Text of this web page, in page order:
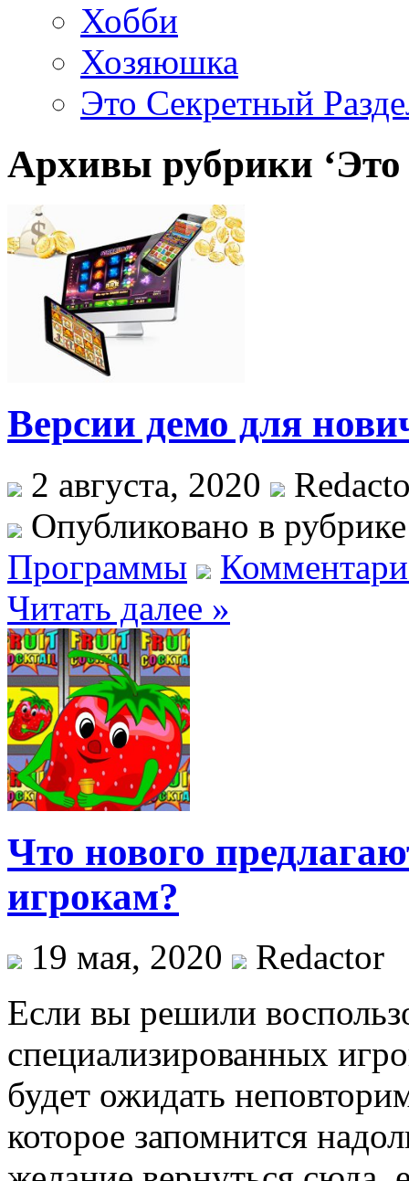
Хобби
Хозяюшка
Это Секретный
Архивы рубрики
Версии демо для
2 августа, 2020
Опубликовано в
Программы
Читать далее »
Что нового
игрокам?
19 мая, 2020
Redactor
Если вы решили
специализированных
будет ожидать
которое запомнится